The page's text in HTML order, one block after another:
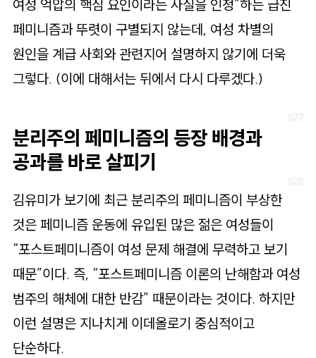
여성 억압의 핵심 요인이라는 사실을 인정”하는 급진
페미니즘과 뚜렷이 구별되지 않는데, 여성 차별의
원인을 계급 사회와 관련지어 설명하지 않기에 더욱
그렇다. (이에 대해서는 뒤에서 다시 다루겠다.)
분리주의 페미니즘의 등장 배경과
공과를 바로 살피기
김유미가 보기에 최근 분리주의 페미니즘이 부상한
것은 페미니즘 운동에 유입된 많은 젊은 여성들이
“포스트페미니즘이 여성 문제 해결에 무력하고 보기
때문”이다. 즉, “포스트페미니즘 이론의 난해함과 여성
범주의 해체에 대한 반감” 때문이라는 것이다. 하지만
이런 설명은 지나치게 이데올로기 중심적이고
단순하다.